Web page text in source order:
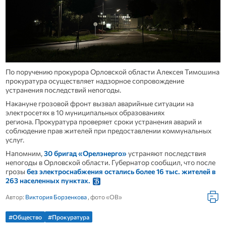
По поручению прокурора Орловской области Алексея Тимошина
прокуратура осуществляет надзорное сопровождение
устранения последствий непогоды.
Накануне грозовой фронт вызвал аварийные ситуации на
электросетях в 10 муниципальных образованиях
региона. Прокуратура проверяет сроки устранения аварий и
соблюдение прав жителей при предоставлении коммунальных
услуг.
Напомним,30 бригад «Орелэнерго»устраняют последствия
непогоды в Орловской области. Губернатор сообщил, что после
грозы без электроснабжения остались более 16 тыс. жителей в
263 населенных пунктах.
Автор: Виктория Борзенкова, фото «ОВ»
#Общество #Прокуратура